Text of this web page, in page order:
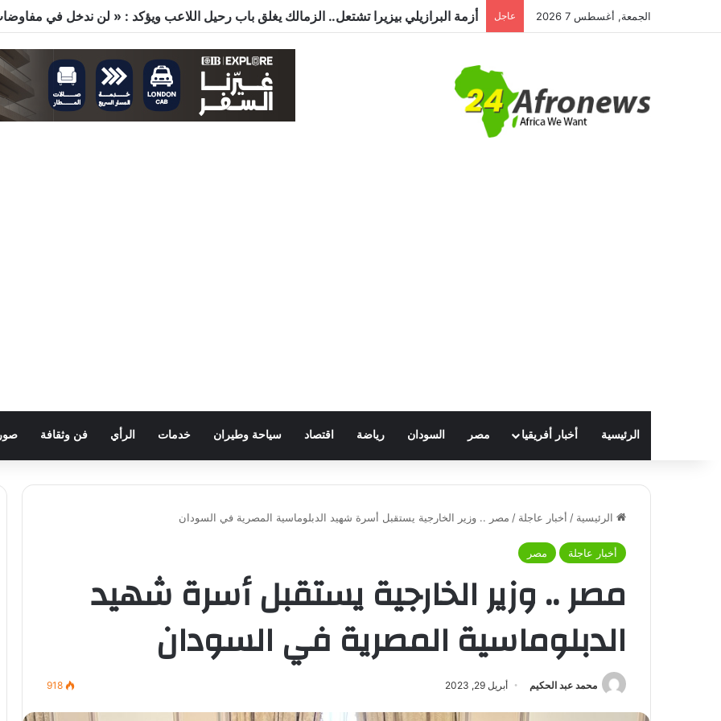
الجمعة, أغسطس 7 2026 عاجل
الرئيسية أخبار أفريقيا مصر السودان رياضة اقتصاد سياحة وطيران خدمات الرأي فن وثقافة
الرئيسية / أخبار عاجلة / مصر .. وزير الخارجية يستقبل أسرة شهيد الدبلوماسية المصرية في السودان
أخبار عاجلة مصر
مصر .. وزير الخارجية يستقبل أسرة شهيد
الدبلوماسية المصرية في السودان
محمد عبد الحكيم أبريل 29, 2023 918